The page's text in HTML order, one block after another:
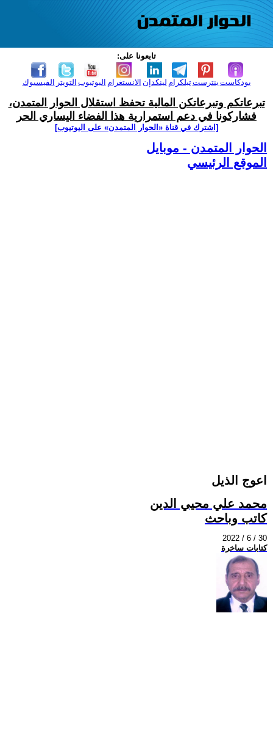
تابعونا على:
الفيسبوك التويتر اليوتيوب الانستغرام لينكدإن تيلكرامبنترست بودكاست
تبرعاتكم وتبرعاتكن المالية تحفظ استقلال الحوار المتمدن،
فشاركونا في دعم استمرارية هذا الفضاء اليساري الحر
[اشترك في قناة ‫«الحوار المتمدن» على اليوتيوب]
الحوار المتمدن - موبايل
الموقع الرئيسي
اعوج الذيل
محمد علي محيي الدين
كاتب وباحث
2022 / 6 / 30
كتابات ساخرة